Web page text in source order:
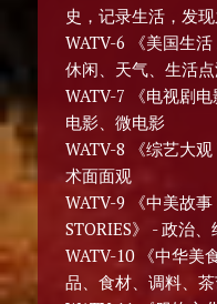
史，记录生活，发
WATV-6 《美国生活
休闲、天气、生活
WATV-7 《电视剧电
电影、微电影
WATV-8 《综艺大
术面面观
WATV-9 《中美故
STORIES》 - 政治
WATV-10 《中华美
品、食材、调料、